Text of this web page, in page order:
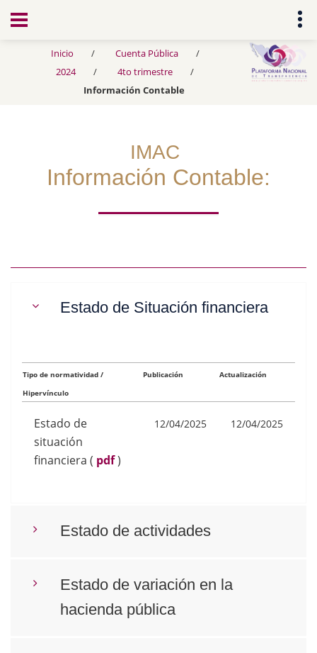
Transparencia
Inicio
Cuenta Pública
2024
4to trimestre
Información Contable
IMAC
Información Contable:
Estado de Situación financiera
Tipo de normatividad /
Hipervínculo
Publicación Actualización
Estado de
situación
financiera ( pdf)
12/04/2025 12/04/2025
Estado de actividades
Estado de variación en la
hacienda pública